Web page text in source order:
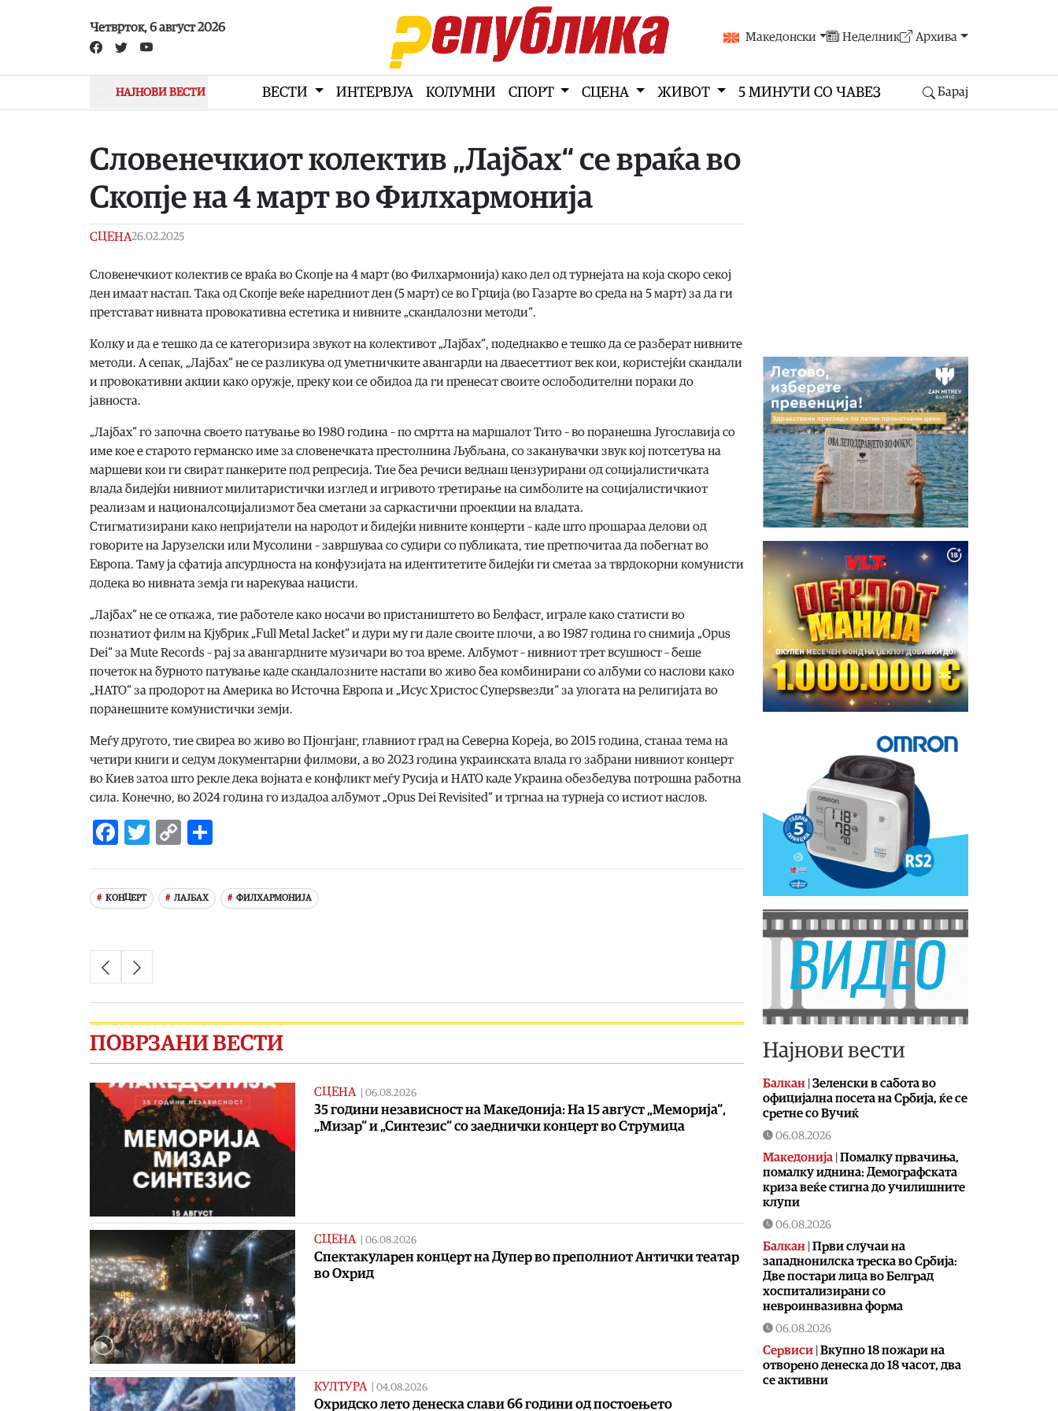
Четврток, 6 август 2026
Македонски Неделник Архива
НАЈНОВИ ВЕСТИ ВЕСТИ ИНТЕРВЈУА КОЛУМНИ СПОРТ СЦЕНА ЖИВОТ 5 МИНУТИ СО ЧАВЕЗ Барај
Словенечкиот колектив „Лајбах“ се враќа во
Скопје на 4 март во Филхармонија
СЦЕНА26.02.2025
Словенечкиот колектив се враќа во Скопје на 4 март (во Филхармонија) како дел од турнејата на која скоро секој
ден имаат настап. Така од Скопје веќе наредниот ден (5 март) се во Грција (во Газарте во среда на 5 март) за да ги
претстават нивната провокативна естетика и нивните „скандалозни методи“.
Колку и да е тешко да се категоризира звукот на колективот „Лајбах“, подеднакво е тешко да се разберат нивните
методи. А сепак, „Лајбах“ не се разликува од уметничките авангарди на дваесеттиот век кои, користејќи скандали
и провокативни акции како оружје, преку кои се обидоа да ги пренесат своите ослободителни пораки до
јавноста.
„Лајбах“ го започна своето патување во 1980 година – по смртта на маршалот Тито – во поранешна Југославија со
име кое е старото германско име за словенечката престолнина Љубљана, со заканувачки звук кој потсетува на
маршеви кои ги свират панкерите под репресија. Тие беа речиси веднаш цензурирани од социјалистичката
влада бидејќи нивниот милитаристички изглед и игривото третирање на симболите на социјалистичкиот
реализам и националсоцијализмот беа сметани за саркастични проекции на владата.
Стигматизирани како непријатели на народот и бидејќи нивните концерти – каде што прошараа делови од
говорите на Јарузелски или Мусолини – завршуваа со судири со публиката, тие претпочитаа да побегнат во
Европа. Таму ја сфатија апсурдноста на конфузијата на идентитетите бидејќи ги сметаа за тврдокорни комунисти
додека во нивната земја ги нарекуваа нацисти.
„Лајбах“ не се откажа, тие работеле како носачи во пристаништето во Белфаст, играле како статисти во
познатиот филм на Кјубрик „Full Metal Jacket“ и дури му ги дале своите плочи, а во 1987 година го снимија „Opus
Dei“ за Mute Records – рај за авангардните музичари во тоа време. Албумот – нивниот трет всушност – беше
почеток на бурното патување каде скандалозните настапи во живо беа комбинирани со албуми со наслови како
„НАТО“ за продорот на Америка во Источна Европа и „Исус Христос Суперѕвезди“ за улогата на религијата во
поранешните комунистички земји.
Меѓу другото, тие свиреа во живо во Пјонгјанг, главниот град на Северна Кореја, во 2015 година, станаа тема на
четири книги и седум документарни филмови, а во 2023 година украинската влада го забрани нивниот концерт
во Киев затоа што рекле дека војната е конфликт меѓу Русија и НАТО каде Украина обезбедува потрошна работна
сила. Конечно, во 2024 година го издадоа албумот „Opus Dei Revisited“ и тргнаа на турнеја со истиот наслов.
Facebook
Twitter
Copy
КОНЦЕРТ ЛАЈБАХ ФИЛХАРМОНИЈА
ПОВРЗАНИ ВЕСТИ
СЦЕНА 06.08.2026
35 години независност на Македонија: На 15 август „Меморија“,
„Мизар“ и „Синтезис“ со заеднички концерт во Струмица
СЦЕНА 06.08.2026
Спектакуларен концерт на Дупер во преполниот Антички театар
во Охрид
КУЛТУРА 04.08.2026
Охридско лето денеска слави 66 години од постоењето
Најнови вести
Балкан | Зеленски в сабота во
официјална посета на Србија, ќе се
сретне со Вучиќ
06.08.2026
Македонија | Помалку првачиња,
помалку иднина: Демографската
криза веќе стигна до училишните
клупи
06.08.2026
Балкан | Први случаи на
западнонилска треска во Србија:
Две постари лица во Белград
хоспитализирани со
невроинвазивна форма
06.08.2026
Сервиси | Вкупно 18 пожари на
отворено денеска до 18 часот, два
се активни